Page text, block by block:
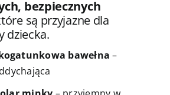
bezpiecznych
są przyjazne dla
dziecka.
bawełna –